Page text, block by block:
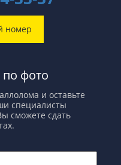
номер
фото
и оставьте
специалисты
сможете сдать